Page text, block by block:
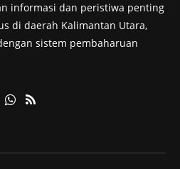
informasi dan peristiwa penting
di daerah Kalimantan Utara,
sistem pembaharuan